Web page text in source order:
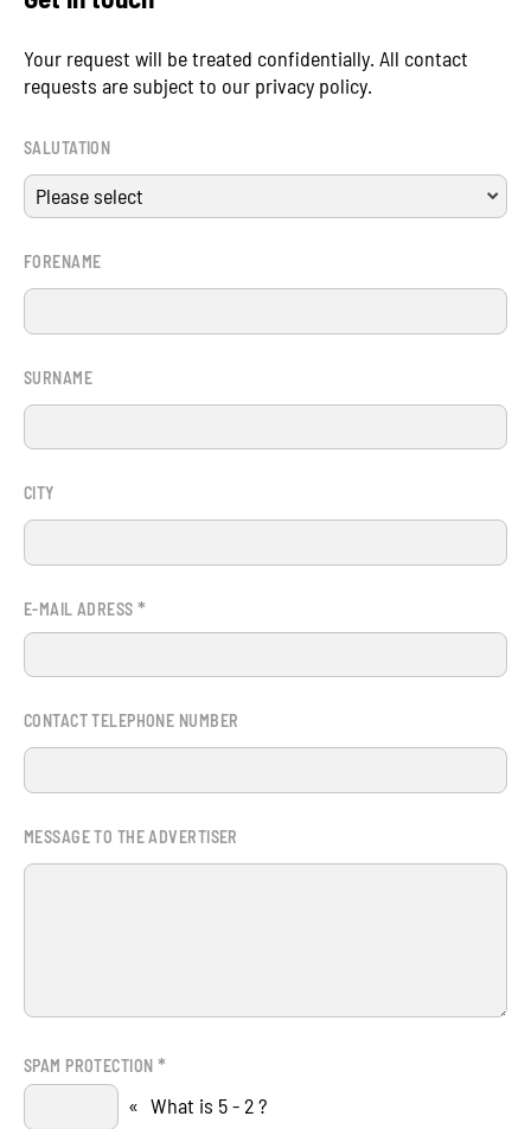
Your request will be treated confidentially. All contact
requests are subject to our privacy policy.
SALUTATION
FORENAME
SURNAME
CITY
E-MAIL ADRESS*
CONTACT TELEPHONE NUMBER
MESSAGE TO THE ADVERTISER
SPAM PROTECTION *
« What is 5 - 2 ?